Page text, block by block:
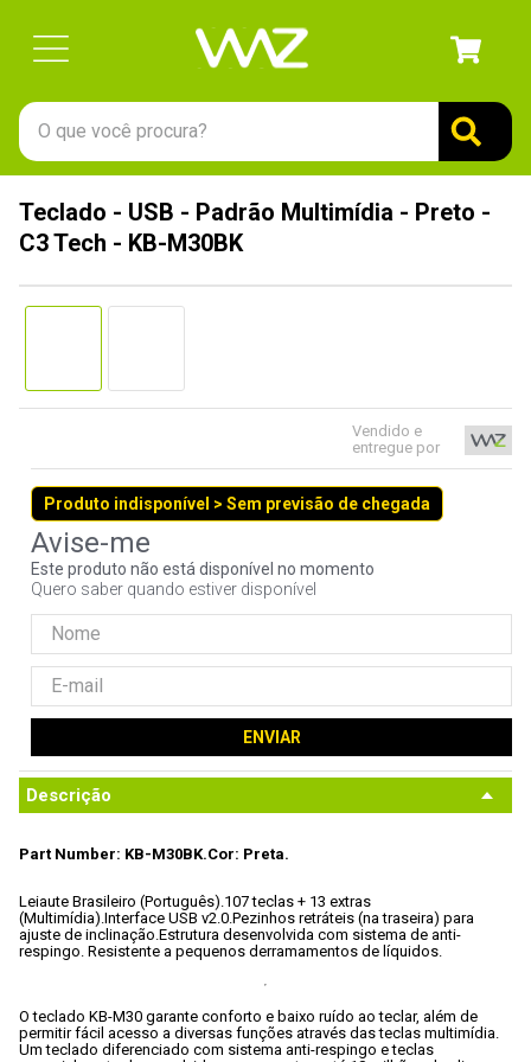
O que você procura?
Teclado - USB - Padrão Multimídia - Preto -
C3 Tech - KB-M30BK
Vendido e
entregue por
Produto indisponível > Sem previsão de chegada
Este produto não está disponível no momento
Quero saber quando estiver disponível
ENVIAR
Descrição
Part Number: KB-M30BK.Cor: Preta.
Leiaute Brasileiro (Português).107 teclas + 13 extras
(Multimídia).Interface USB v2.0.Pezinhos retráteis (na traseira) para
ajuste de inclinação.Estrutura desenvolvida com sistema de anti-
respingo. Resistente a pequenos derramamentos de líquidos.
O teclado KB-M30 garante conforto e baixo ruído ao teclar, além de
permitir fácil acesso a diversas funções através das teclas multimídia.
Um teclado diferenciado com sistema anti-respingo e teclas
1º
gabinete
7º
jonsbo
8º
fractal
controle
10º hd